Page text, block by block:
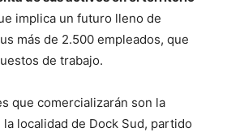
implica un futuro lleno de
más de 2.500 empleados, que
de trabajo.
que comercializarán son la
localidad de Dock Sud, partido